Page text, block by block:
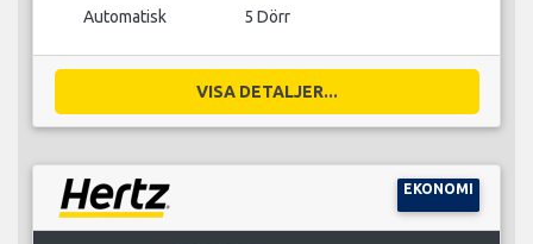
Automatisk 5 Dörr
VISA DETALJER...
EKONOMI